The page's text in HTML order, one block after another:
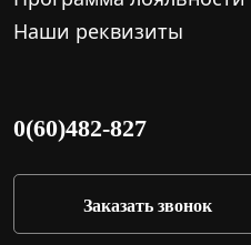
Наши реквизиты
0(60)482-827
Заказать звонок